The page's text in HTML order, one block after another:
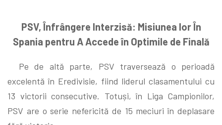
PSV, Înfrângere Interzisă: Misiunea lor În
Spania pentru A Accede în Optimile de Finală
Pe de altă parte, PSV traversează o perioadă
excelentă în Eredivisie, fiind liderul clasamentului cu
13 victorii consecutive. Totuși, în Liga Campionilor,
PSV are o serie nefericită de 15 meciuri în deplasare